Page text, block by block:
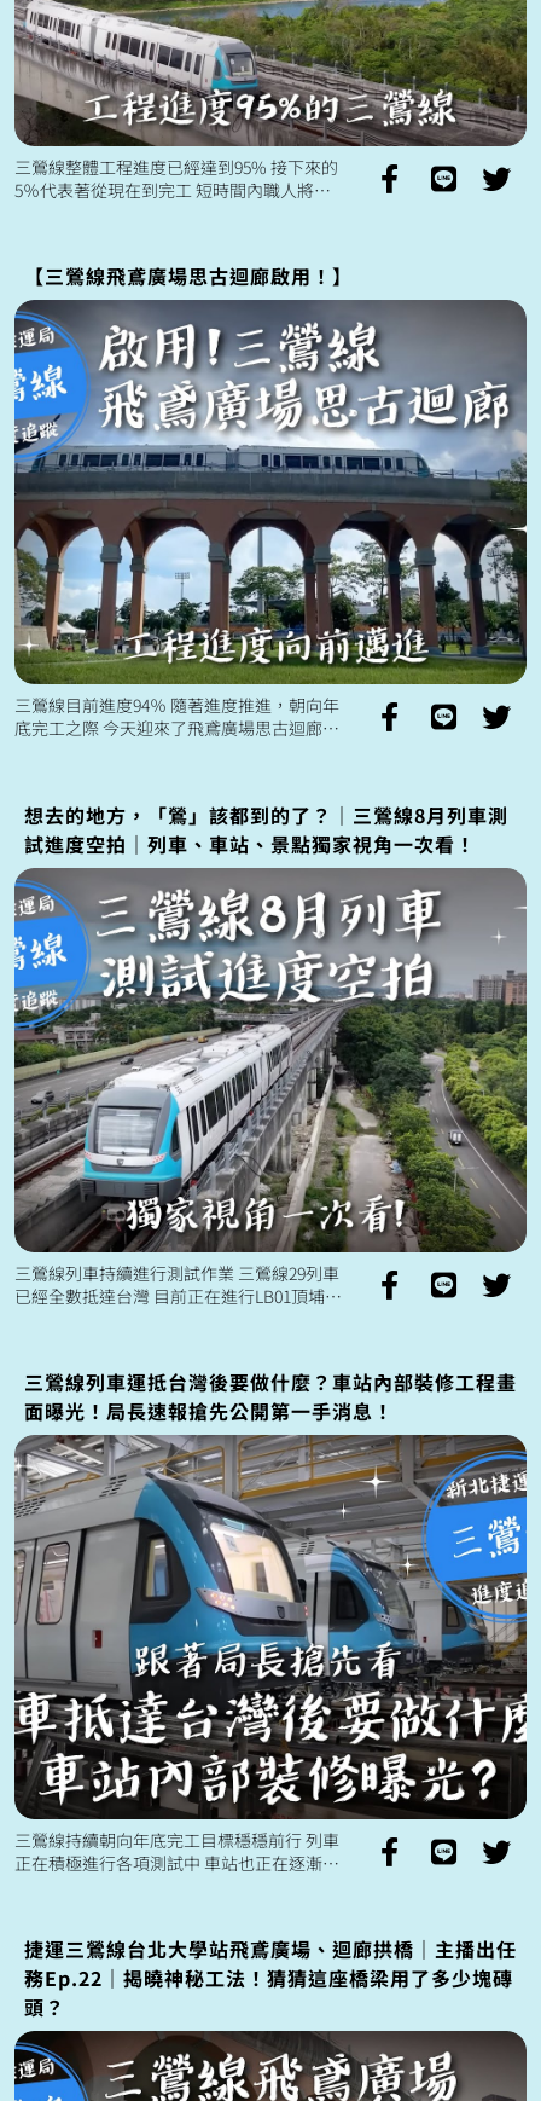
三鶯線整體工程進度已經達到95% 接下來的
5％代表著從現在到完工 短時間內職人將繼
【三鶯線飛鳶廣場思古迴廊啟用！】
三鶯線目前進度94％ 隨著進度推進，朝向年
底完工之際 今天迎來了飛鳶廣場思古迴廊正
想去的地方，「鶯」該都到的了？｜三鶯線8月列車測
試進度空拍｜列車、車站、景點獨家視角一次看！
三鶯線列車持續進行測試作業 三鶯線29列車
已經全數抵達台灣 目前正在進行LB01頂埔～
三鶯線列車運抵台灣後要做什麼？車站內部裝修工程畫
面曝光！局長速報搶先公開第一手消息！
三鶯線持續朝向年底完工目標穩穩前行 列車
正在積極進行各項測試中 車站也正在逐漸完
捷運三鶯線台北大學站飛鳶廣場、迴廊拱橋｜主播出任
務Ep.22｜揭曉神秘工法！猜猜這座橋梁用了多少塊磚
頭？